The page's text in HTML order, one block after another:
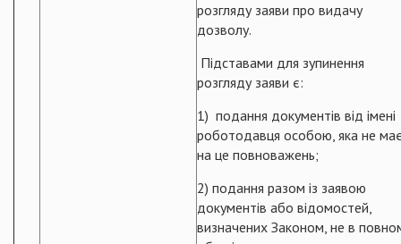
розгляду заяви про видачу
дозволу.
Підставами для зупинення
розгляду заяви є:
1) подання документів від імені
роботодавця особою, яка не
на це повноважень;
2) подання разом із заявою
документів або відомостей,
визначених Законом, не в